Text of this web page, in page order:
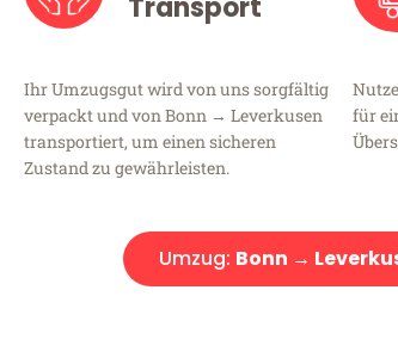
Ihr Umzugsgut wird von uns sorgfältig
verpackt und von Bonn → Leverkusen
transportiert, um einen sicheren
Zustand zu gewährleisten.
für
Umzug: Bonn →